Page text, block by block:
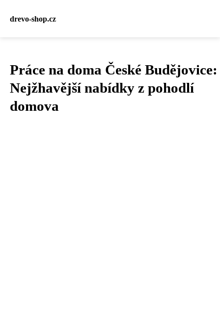
drevo-shop.cz
Práce na doma České Budějovice:
Nejžhavější nabídky z pohodlí
domova